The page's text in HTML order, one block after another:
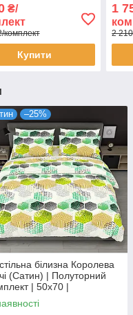
страйп сатин
₴/
комплект
Купити
1
2
–25%
білизна Королева
(Сатин) | Полуторний
| 50х70 |
абстракція на